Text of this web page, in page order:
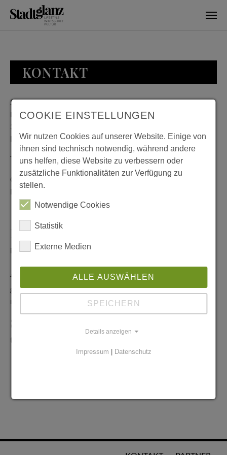
KONTAKT
Stadtglanz / mediaworld GmbH
Bankplatz 8
38100 Braunschweig
Deutschland
Telefon: 0531 482010-20
Geschäftszeiten: Montag bis Donnerstag 08:00 bis 18:00;
Freitag 08:00 bis 15:00
Redaktionelle Anfragen
info@stadtglanz.de
Anzeigen-Service
graen@mediaworldgmbh.deoder
meyer@mediaworldgmbh.de
tipps@stadtglanz.de
COOKIE EINSTELLUNGEN
Wir nutzen Cookies auf unserer Website. Einige von
ihnen sind technisch notwendig, während andere
uns helfen, diese Website zu verbessern oder
zusätzliche Funktionalitäten zur Verfügung zu
stellen.
Notwendige Cookies
Statistik
Externe Medien
ALLE AUSWÄHLEN
SPEICHERN
Details anzeigen
Impressum | Datenschutz